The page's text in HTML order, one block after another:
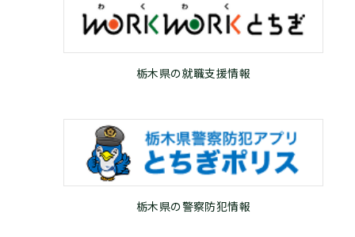
栃木県の就職支援情報
栃木県の警察防犯情報